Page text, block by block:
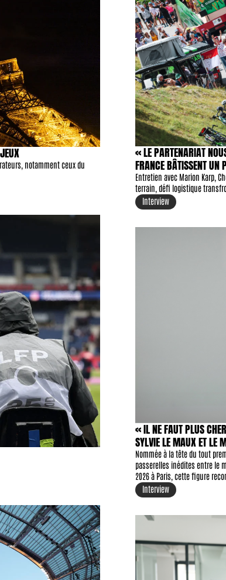
notamment ceux du
« LE PARTENARIAT
FRANCE BÂTISSENT UN
Entretien avec Marion Karp,
terrain, défi logistique
Interview
« IL NE FAUT PLUS
SYLVIE LE MAUX ET LE
L'E-SPORT
Nommée à la tête du tout
passerelles inédites entre le
2026 à Paris, cette figure
écosystème en pleine
Interview